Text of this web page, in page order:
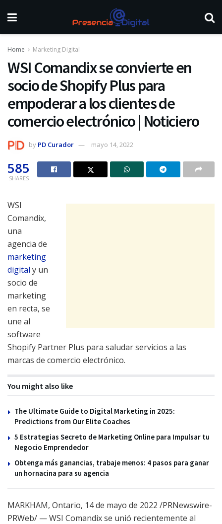
Home Marketing Digital
WSI Comandix se convierte en
socio de Shopify Plus para
empoderar a los clientes de
comercio electrónico | Noticiero
by PD Curador mayo 14, 2022
585
SHARES
WSI
Comandix,
una
agencia de
marketing
digital y un
socio de
marketing
en recta, se
une al
software
Shopify Partner Plus para saludar servicios a las
marcas de comercio electrónico.
You might also like
The Ultimate Guide to Digital Marketing in 2025:
Predictions from Our Elite Coaches
5 Estrategias Secreto de Marketing Online para Impulsar tu
Negocio Emprendedor
Obtenga más ganancias, trabaje menos: 4 pasos para ganar
un hornacina para su agencia
MARKHAM, Ontario, 14 de mayo de 2022 /PRNewswire-
PRWeb/ — WSI Comandix se unió recientemente al